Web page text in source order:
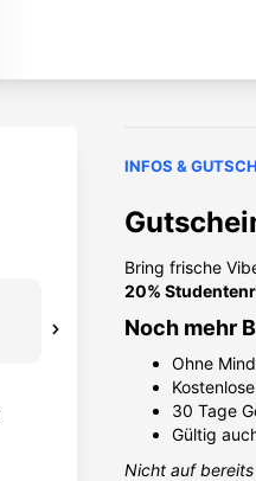
INFOS &
Bring frische
20%
Noch mehr
Ohne
30 Tage
Gültig
Nicht auf
Universität Wien